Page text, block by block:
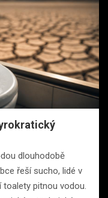
dlouhodobě
řeší sucho, lidé v
pitnou vodou.